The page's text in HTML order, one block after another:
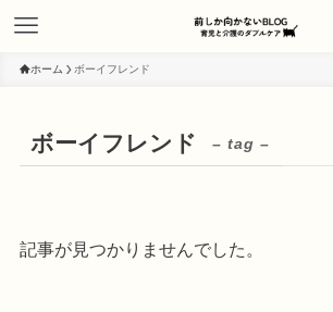
ホーム ボーイフレンド
ボーイフレンド – tag –
記事が見つかりませんでした。